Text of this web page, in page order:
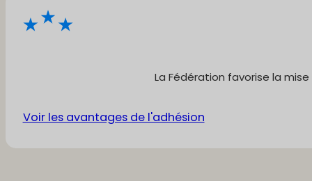
La Fédération favorise la
Voir les avantages de l'adhésion